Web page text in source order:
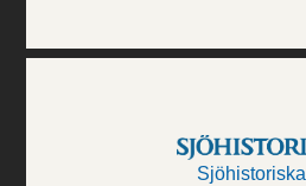
Sjöhistoriska